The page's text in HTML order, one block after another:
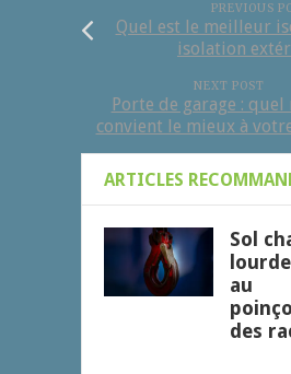
PREVIOUS
Quel est le meilleur
isolation
NEXT POST
Porte de garage : quel
convient le mieux à
ARTICLES
Sol
au
des